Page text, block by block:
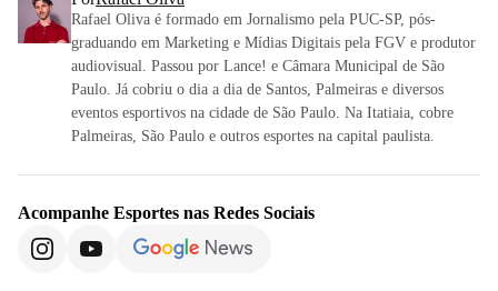
Rafael Oliva é formado em Jornalismo pela PUC-SP, pós-
graduando em Marketing e Mídias Digitais pela FGV e produtor
audiovisual. Passou por Lance! e Câmara Municipal de São
Paulo. Já cobriu o dia a dia de Santos, Palmeiras e diversos
eventos esportivos na cidade de São Paulo. Na Itatiaia, cobre
Palmeiras, São Paulo e outros esportes na capital paulista.
Acompanhe Esportes nas Redes Sociais